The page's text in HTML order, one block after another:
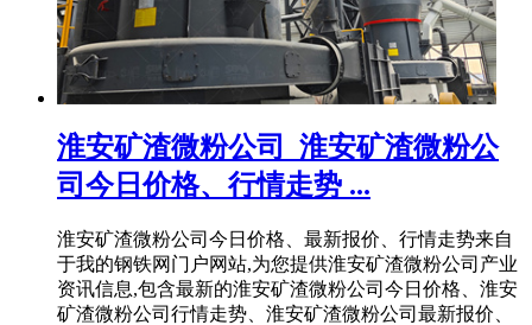
淮安矿渣微粉公司_淮安矿渣微粉公
司今日价格、行情走势 ...
淮安矿渣微粉公司今日价格、最新报价、行情走势来自
于我的钢铁网门户网站,为您提供淮安矿渣微粉公司产业
资讯信息,包含最新的淮安矿渣微粉公司今日价格、淮安
矿渣微粉公司行情走势、淮安矿渣微粉公司最新报价、